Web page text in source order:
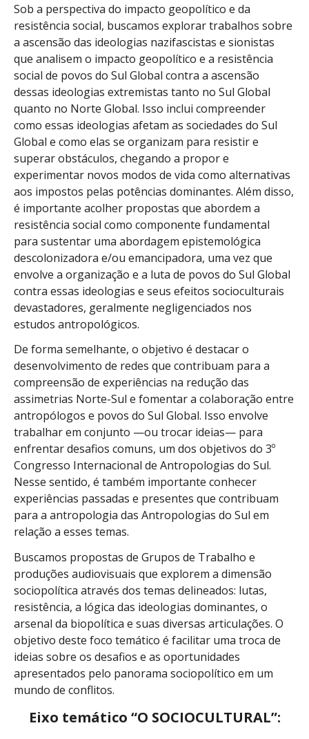
Sob a perspectiva do impacto geopolítico e da
resistência social, buscamos explorar trabalhos sobre
a ascensão das ideologias nazifascistas e sionistas
que analisem o impacto geopolítico e a resistência
social de povos do Sul Global contra a ascensão
dessas ideologias extremistas tanto no Sul Global
quanto no Norte Global. Isso inclui compreender
como essas ideologias afetam as sociedades do Sul
Global e como elas se organizam para resistir e
superar obstáculos, chegando a propor e
experimentar novos modos de vida como alternativas
aos impostos pelas potências dominantes. Além disso,
é importante acolher propostas que abordem a
resistência social como componente fundamental
para sustentar uma abordagem epistemológica
descolonizadora e/ou emancipadora, uma vez que
envolve a organização e a luta de povos do Sul Global
contra essas ideologias e seus efeitos socioculturais
devastadores, geralmente negligenciados nos
estudos antropológicos.
De forma semelhante, o objetivo é destacar o
desenvolvimento de redes que contribuam para a
compreensão de experiências na redução das
assimetrias Norte-Sul e fomentar a colaboração entre
antropólogos e povos do Sul Global. Isso envolve
trabalhar em conjunto —ou trocar ideias— para
enfrentar desafios comuns, um dos objetivos do 3º
Congresso Internacional de Antropologias do Sul.
Nesse sentido, é também importante conhecer
experiências passadas e presentes que contribuam
para a antropologia das Antropologias do Sul em
relação a esses temas.
Buscamos propostas de Grupos de Trabalho e
produções audiovisuais que explorem a dimensão
sociopolítica através dos temas delineados: lutas,
resistência, a lógica das ideologias dominantes, o
arsenal da biopolítica e suas diversas articulações. O
objetivo deste foco temático é facilitar uma troca de
ideias sobre os desafios e as oportunidades
apresentados pelo panorama sociopolítico em um
mundo de conflitos.
Eixo temático “O SOCIOCULTURAL”: